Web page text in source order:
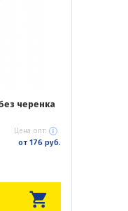
черенка
Цена опт:
от 176 руб.